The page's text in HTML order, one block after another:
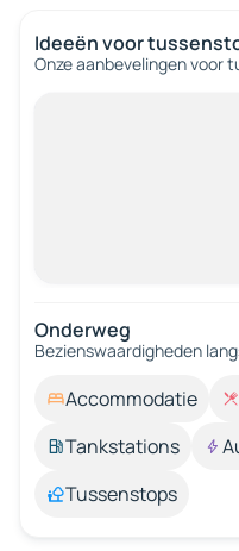
Ideeën voor
Onze aanbevelingen voor
Onderweg
Bezienswaardigheden
Accommodatie
Tankstations
Tussenstops